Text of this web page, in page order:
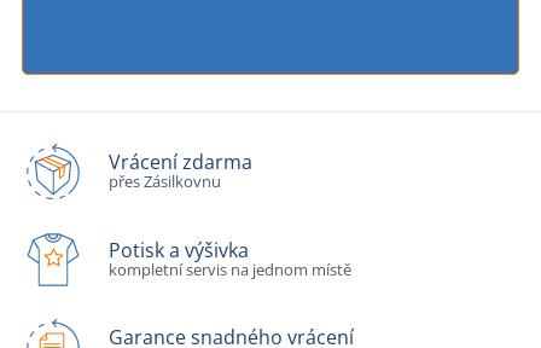
Vrácení zdarma
přes Zásilkovnu
Potisk a výšivka
kompletní servis na jednom místě
Garance snadného vrácení